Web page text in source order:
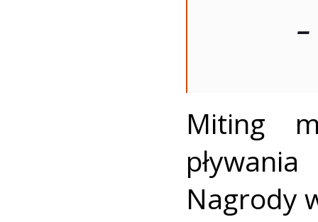
Miting
Nagrody